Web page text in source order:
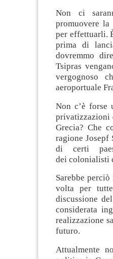
Non ci
promuovere la
per effettuarli.
prima di
dovremmo
Tsipras
vergognoso
aeroportuale
Non c’è
privatizzazioni
Grecia? Che
ragione
di certi
dei colonialisti
Sarebbe
volta per
discussione
considerata
realizzazione
futuro.
Attualmente